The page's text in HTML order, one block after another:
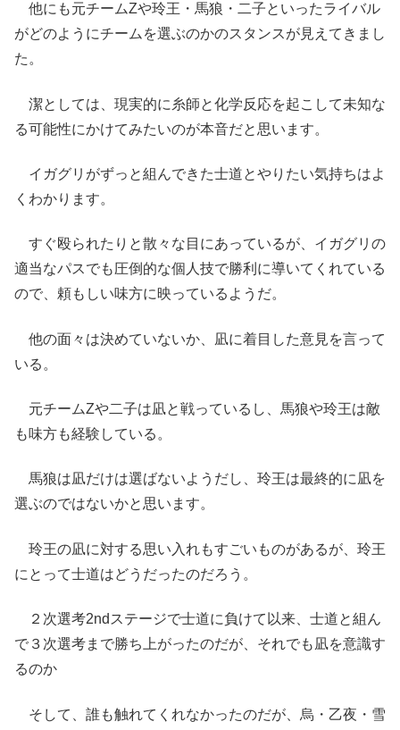
他にも元チームZや玲王・馬狼・二子といったライバル
がどのようにチームを選ぶのかのスタンスが見えてきまし
た。
潔としては、現実的に糸師と化学反応を起こして未知な
る可能性にかけてみたいのが本音だと思います。
イガグリがずっと組んできた士道とやりたい気持ちはよ
くわかります。
すぐ殴られたりと散々な目にあっているが、イガグリの
適当なパスでも圧倒的な個人技で勝利に導いてくれている
ので、頼もしい味方に映っているようだ。
他の面々は決めていないか、凪に着目した意見を言って
いる。
元チームZや二子は凪と戦っているし、馬狼や玲王は敵
も味方も経験している。
馬狼は凪だけは選ばないようだし、玲王は最終的に凪を
選ぶのではないかと思います。
玲王の凪に対する思い入れもすごいものがあるが、玲王
にとって士道はどうだったのだろう。
２次選考2ndステージで士道に負けて以来、士道と組ん
で３次選考まで勝ち上がったのだが、それでも凪を意識す
るのか
そして、誰も触れてくれなかったのだが、烏・乙夜・雪